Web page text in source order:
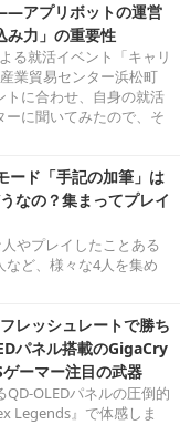
アプリボットの運営
み力」の重要性
る就活イベント「キャリ
業貿易センター浜松町
に合わせ、自身の就活
に聞いてみたので、そ
ード「手記の加筆」は
なの？集まってプレイ
やプレイしたことある
など、様々な4人を集め
レッシュレートで勝ち
パネル搭載のGigaCry
ーマー注目の武器
QD-OLEDパネルの圧倒的
Legends』で体感しま